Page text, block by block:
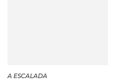
A ESCALADA